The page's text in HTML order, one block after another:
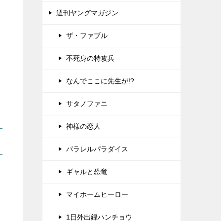
週刊ヤングマガジン
ザ・ファブル
不死身の特攻兵
なんでここに先生が!?
サタノファニ
神様の恋人
パラレルパラダイス
ギャルと恐竜
マイホームヒーロー
1日外出録ハンチョウ